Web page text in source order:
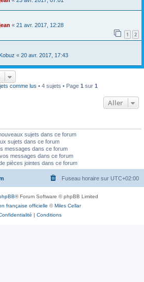
« 21 avr. 2017, 12:28
1 2
Kobuz « 20 avr. 2017, 17:43
comme lus • 4 sujets • Page 1 sur 1
Aller
sujets dans ce forum
sujets dans ce forum
messages dans ce forum
messages dans ce forum
pièces jointes dans ce forum
Fuseau horaire sur UTC+02:00
® Forum Software © phpBB Limited
française officielle ©Miles Cellar
| Conditions